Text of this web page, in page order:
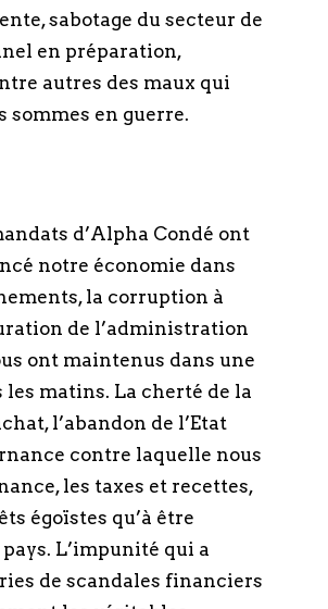
sabotage du secteur de
en préparation,
autres des maux qui
en guerre.
d’Alpha Condé ont
notre économie dans
la corruption à
de l’administration
ont maintenus dans une
matins. La cherté de la
l’abandon de l’Etat
contre laquelle nous
les taxes et recettes,
égoïstes qu’à être
L’impunité qui a
de scandales financiers